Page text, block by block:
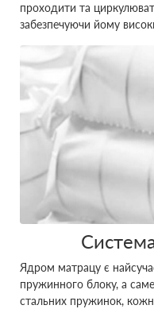
проходити та
забезпечуючи йому
Ядром матрацу є
пружинного блоку, а
стальних пружинок,